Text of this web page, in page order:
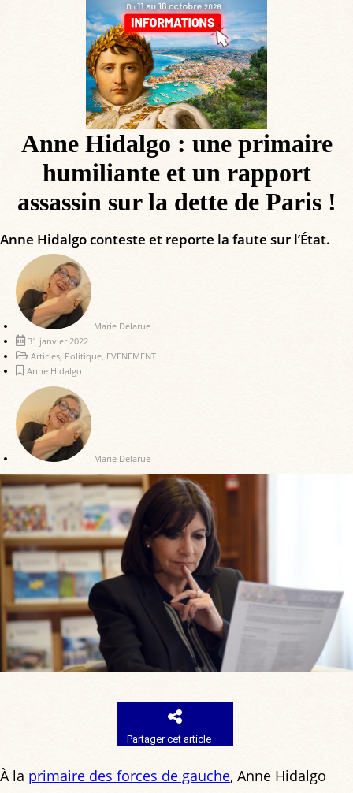
Anne Hidalgo : une primaire
humiliante et un rapport
assassin sur la dette de Paris !
Anne Hidalgo conteste et reporte la faute sur l’État.
Marie Delarue
31 janvier 2022
Articles, Politique, EVENEMENT
Anne Hidalgo
Marie Delarue
Partager cet article
À la primaire des forces de gauche, Anne Hidalgo